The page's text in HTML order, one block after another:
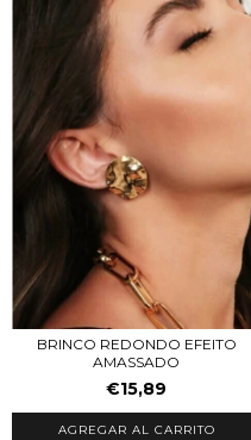
BRINCO REDONDO EFEITO
AMASSADO
€15,89
AGREGAR AL CARRITO